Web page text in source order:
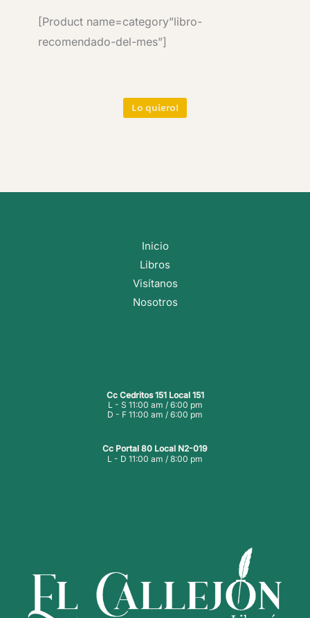
[Product name=category”libro-
recomendado-del-mes”]
Lo quiero!
Inicio
Libros
Visítanos
Nosotros
Cc Cedritos 151 Local 151
L - S 11:00 am / 6:00 pm
D - F 11:00 am / 6:00 pm
Cc Portal 80 Local N2-019
L - D 11:00 am / 8:00 pm